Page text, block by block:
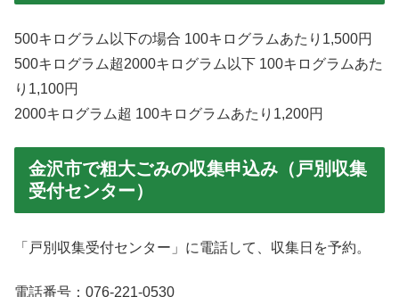
500キログラム以下の場合 100キログラムあたり1,500円
500キログラム超2000キログラム以下 100キログラムあた
り1,100円
2000キログラム超 100キログラムあたり1,200円
金沢市で粗大ごみの収集申込み（戸別収集
受付センター）
「戸別収集受付センター」に電話して、収集日を予約。
電話番号：076-221-0530